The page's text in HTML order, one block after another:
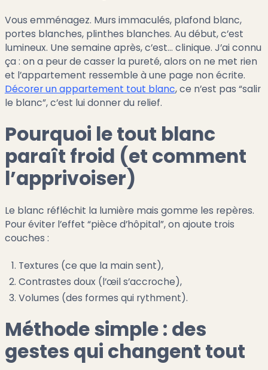
Vous emménagez. Murs immaculés, plafond blanc,
portes blanches, plinthes blanches. Au début, c’est
lumineux. Une semaine après, c’est… clinique. J’ai connu
ça : on a peur de casser la pureté, alors on ne met rien
et l’appartement ressemble à une page non écrite.
Décorer un appartement tout blanc, ce n’est pas “salir
le blanc”, c’est lui donner du relief.
Pourquoi le tout blanc
paraît froid (et comment
l’apprivoiser)
Le blanc réfléchit la lumière mais gomme les repères.
Pour éviter l’effet “pièce d’hôpital”, on ajoute trois
couches :
Textures (ce que la main sent),
Contrastes doux (l’œil s’accroche),
Volumes (des formes qui rythment).
Méthode simple : des
gestes qui changent tout